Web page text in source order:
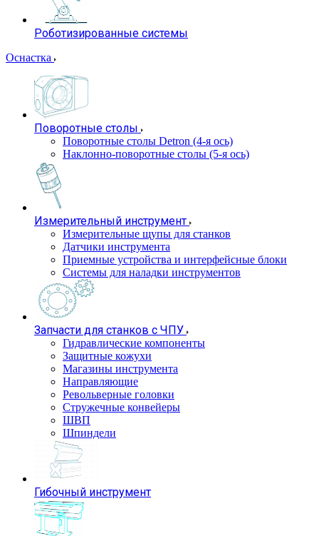
Роботизированные системы
Оснастка
Поворотные столы
Поворотные столы Detron (4-я ось)
Наклонно-поворотные столы (5-я ось)
Измерительный инструмент
Измерительные щупы для станков
Датчики инструмента
Приемные устройства и интерфейсные блоки
Системы для наладки инструментов
Запчасти для станков с ЧПУ
Гидравлические компоненты
Защитные кожухи
Магазины инструмента
Направляющие
Револьверные головки
Стружечные конвейеры
ШВП
Шпиндели
Гибочный инструмент